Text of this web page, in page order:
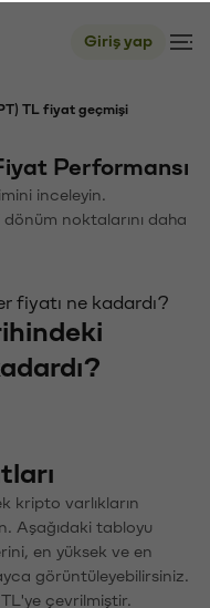
Giriş yap
TL fiyat geçmişi
Performansı
inceleyin.
noktalarını daha
fiyatı ne kadardı?
kripto varlıkların
Aşağıdaki tabloyu
en yüksek ve en
görüntüleyebilirsiniz.
çevrilmiştir.